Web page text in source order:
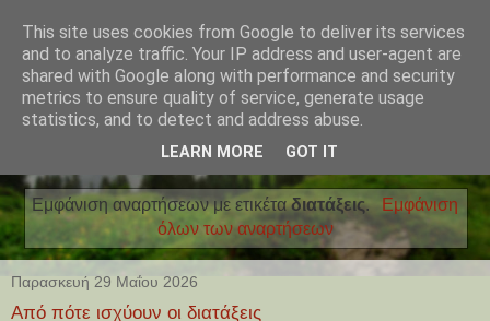
Εμφάνιση αναρτήσεων με ετικέταδιατάξεις.
Εμφάνιση
όλων των αναρτήσεων
Παρασκευή 29 Μαΐου 2026
Από πότε ισχύουν οι διατάξεις
This site uses cookies from Google to deliver its services
and to analyze traffic. Your IP address and user-agent are
shared with Google along with performance and security
metrics to ensure quality of service, generate usage
statistics, and to detect and address abuse.
LEARN MORE GOT IT